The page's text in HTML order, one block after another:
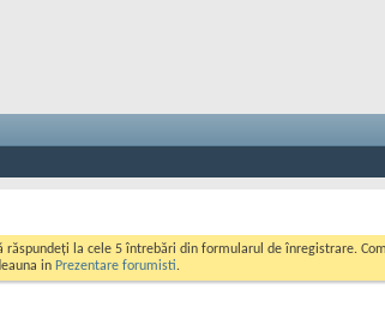
răspundeți la cele 5 întrebări din formularul de înregistrare.
in Prezentare forumisti.